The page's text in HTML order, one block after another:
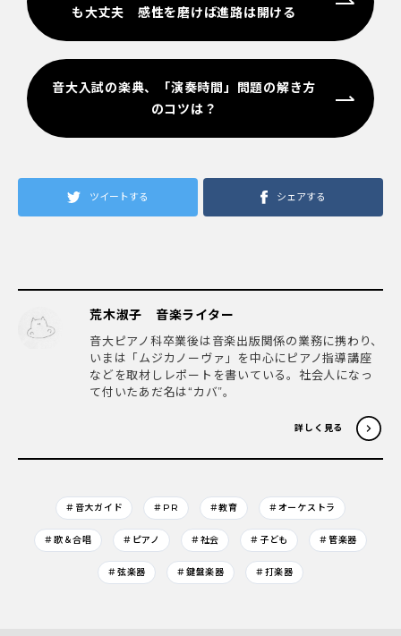
も大丈夫 感性を磨けば進路は開ける
音大入試の楽典、「演奏時間」問題の解き方
のコツは？
ツイートする シェアする
荒木淑子 音楽ライター
音大ピアノ科卒業後は音楽出版関係の業務に携わり、
いまは「ムジカノーヴァ」を中心にピアノ指導講座
などを取材しレポートを書いている。社会人になっ
て付いたあだ名は“カバ”。
詳しく見る
＃音大ガイド ＃PR ＃教育 ＃オーケストラ
＃歌＆合唱 ＃ピアノ ＃社会 ＃子ども ＃管楽器
＃弦楽器 ＃鍵盤楽器 ＃打楽器